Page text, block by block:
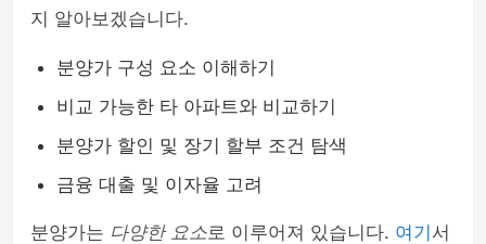
지 알아보겠습니다.
분양가 구성 요소 이해하기
비교 가능한 타 아파트와 비교하기
분양가 할인 및 장기 할부 조건 탐색
금융 대출 및 이자율 고려
분양가는 다양한 요소로 이루어져 있습니다. 여기 서